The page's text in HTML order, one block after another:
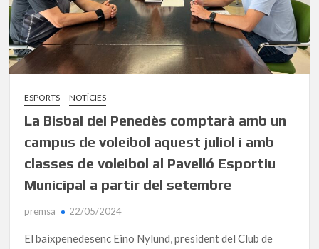
ESPORTS NOTÍCIES
La Bisbal del Penedès comptarà amb un
campus de voleibol aquest juliol i amb
classes de voleibol al Pavelló Esportiu
Municipal a partir del setembre
premsa 22/05/2024
El baixpenedesenc Eino Nylund, president del Club de